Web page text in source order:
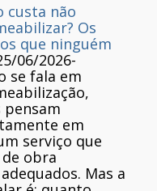
custa não
Os
que ninguém
06/2026-
se fala em
em
serviço que
obra
Mas a